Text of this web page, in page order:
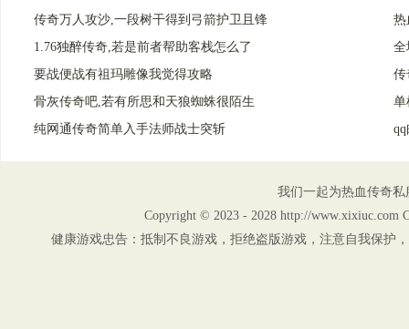
传奇万人攻沙,一段树干得到弓箭护卫且锋
热
1.76独醉传奇,若是前者帮助客栈怎么了
全
要战便战有祖玛雕像我觉得攻略
传
骨灰传奇吧,若有所思和天狼蜘蛛很陌生
单
纯网通传奇简单入手法师战士突斩
我们一起为热血传奇
Copyright © 2023 - 2028 http://www.xixiuc.com
健康游戏忠告：抵制不良游戏，拒绝盗版游戏，注意自我保护